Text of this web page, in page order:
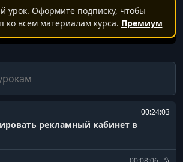
урок. Оформите подписку, чтобы
ко всем материалам курса. Премиум
00:24:03
рекламный кабинет в